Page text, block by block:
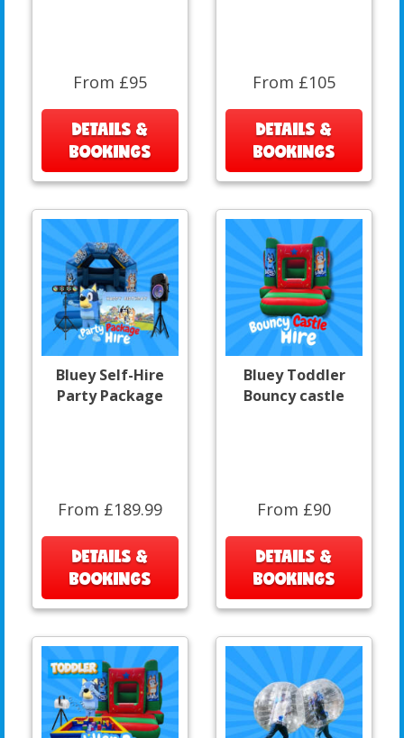
From £95
DETAILS &
BOOKINGS
From £105
DETAILS &
BOOKINGS
Bluey Self-Hire
Party Package
From £189.99
DETAILS &
BOOKINGS
Bluey Toddler
Bouncy castle
From £90
DETAILS &
BOOKINGS